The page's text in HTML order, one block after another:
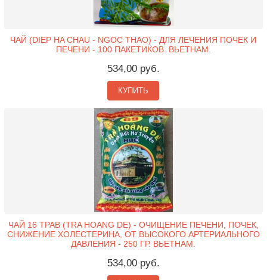
ЧАЙ (DIEP HA CHAU - NGOC THAO) - ДЛЯ ЛЕЧЕНИЯ ПОЧЕК И
ПЕЧЕНИ - 100 ПАКЕТИКОВ. ВЬЕТНАМ.
534,00 руб.
КУПИТЬ
ЧАЙ 16 ТРАВ (TRA HOANG DE) - ОЧИЩЕНИЕ ПЕЧЕНИ, ПОЧЕК,
СНИЖЕНИЕ ХОЛЕСТЕРИНА, ОТ ВЫСОКОГО АРТЕРИАЛЬНОГО
ДАВЛЕНИЯ - 250 ГР. ВЬЕТНАМ.
534,00 руб.